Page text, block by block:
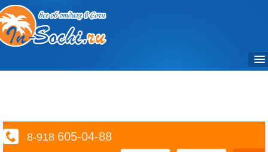
Достопримечательности / Места
Фото8-918 605-04-88